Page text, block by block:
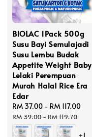
BIOLAC 1Pack 500g
Susu Bayi Semulajadi
Susu Lembu Budak
Appetite Weight Baby
Lelaki Perempuan
Murah Halal Rice Era
Edar
Sale
price
RM 37.00 - RM 117.00
RM 39.00-RM 119.70
+1